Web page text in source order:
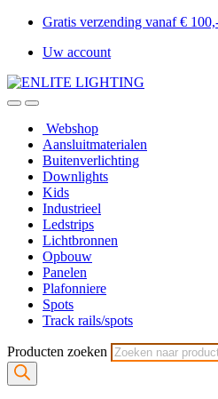
Gratis verzending vanaf €
Uw account
Webshop
Aansluitmaterialen
Buitenverlichting
Downlights
Kids
Industrieel
Ledstrips
Lichtbronnen
Opbouw
Panelen
Plafonniere
Spots
Track rails/spots
Producten zoeken